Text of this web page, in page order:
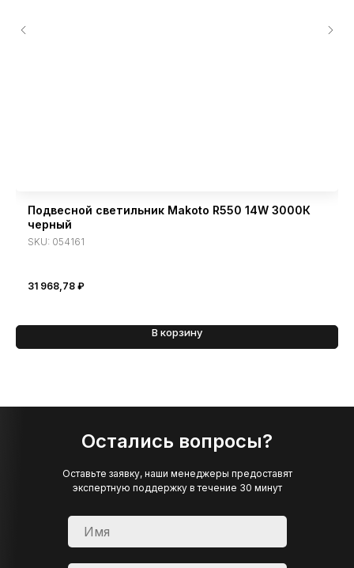
Подвесной светильник Makoto R550 14W 3000К
черный
SKU: 054161
31 968,78 ₽
В корзину
Остались вопросы?
Оставьте заявку, наши менеджеры предоставят
экспертную поддержку в течение 30 минут